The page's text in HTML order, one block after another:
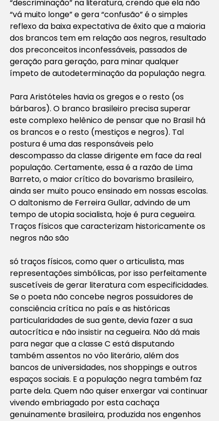
“descriminação” na literatura, crendo que ela não
“vá muito longe” e gera “confusão” é o simples
reflexo da baixa expectativa de êxito que a maioria
dos brancos tem em relação aos negros, resultado
dos preconceitos inconfessáveis, passados de
geração para geração, para minar qualquer
ímpeto de autodeterminação da população negra.
Para Aristóteles havia os gregos e o resto (os
bárbaros). O branco brasileiro precisa superar
este complexo helênico de pensar que no Brasil há
os brancos e o resto (mestiços e negros). Tal
postura é uma das responsáveis pelo
descompasso da classe dirigente em face da real
população. Certamente, essa é a razão de Lima
Barreto, o maior crítico do bovarismo brasileiro,
ainda ser muito pouco ensinado em nossas escolas.
O daltonismo de Ferreira Gullar, advindo de um
tempo de utopia socialista, hoje é pura cegueira.
Traços físicos que caracterizam historicamente os
negros não são
só traços físicos, como quer o articulista, mas
representações simbólicas, por isso perfeitamente
suscetíveis de gerar literatura com especificidades.
Se o poeta não concebe negros possuidores de
consciência crítica no país e as históricas
particularidades de sua gente, devia fazer a sua
autocrítica e não insistir na cegueira. Não dá mais
para negar que a classe C está disputando
também assentos no vôo literário, além dos
bancos de universidades, nos shoppings e outros
espaços sociais. E a população negra também faz
parte dela. Quem não quiser enxergar vai continuar
vivendo embriagado por esta cachaça
genuinamente brasileira, produzida nos engenhos